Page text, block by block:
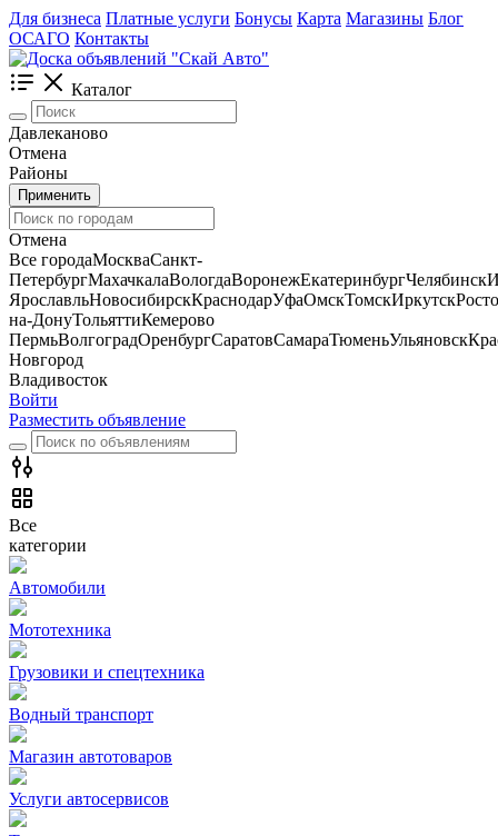
Для бизнеса Платные услуги Бонусы Карта Магазины Блог
ОСАГО Контакты
Каталог
Давлеканово
Отмена
Районы
Применить
Отмена
Все городаМоскваСанкт-
ПетербургМахачкалаВологдаВоронежЕкатеринбургЧелябинск
ЯрославльНовосибирскКраснодарУфаОмскТомскИркутск
на-ДонуТольяттиКемерово
ПермьВолгоградОренбургСаратовСамараТюменьУльяновск
Новгород
Владивосток
Войти
Разместить объявление
Все
категории
Автомобили
Мототехника
Грузовики и спецтехника
Водный транспорт
Магазин автотоваров
Услуги автосервисов